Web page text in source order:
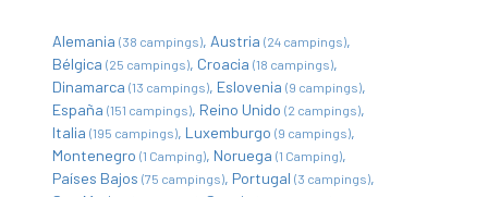
Alemania (38 campings) Austria (24 campings)
Bélgica (25 campings) Croacia (18 campings)
Dinamarca (13 campings) Eslovenia (9 campings)
España (151 campings) Reino Unido (2 campings)
Italia (195 campings) Luxemburgo (9 campings)
Montenegro (1 Camping) Noruega (1 Camping)
Países Bajos (75 campings) Portugal (3 campings)